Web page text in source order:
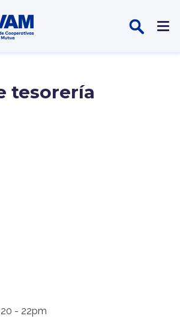
tesorería
- 22pm